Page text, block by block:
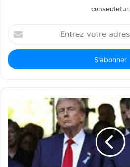
consectetur.
Entrez
votre
adresse
Email